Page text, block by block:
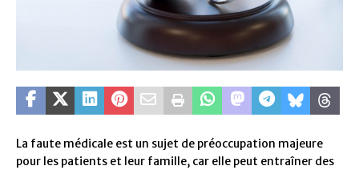
La faute médicale est un sujet de préoccupation majeure
pour les patients et leur famille, car elle peut entraîner des